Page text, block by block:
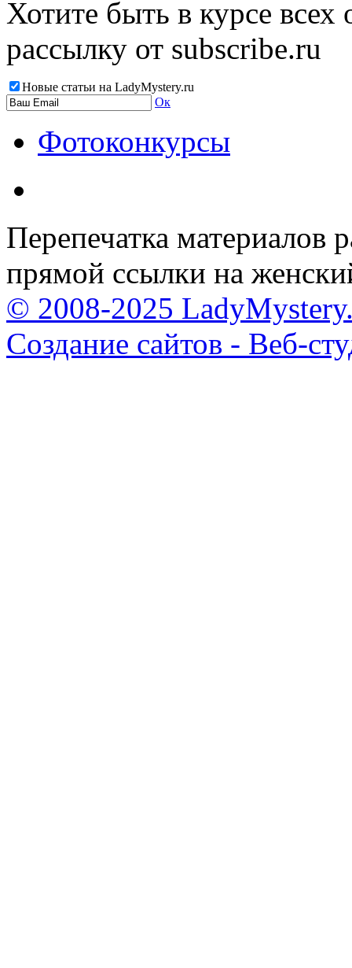
Хотите быть в курсе
рассылку от subscribe.ru
Новые статьи на LadyMystery.ru
Ок
Фотоконкурсы
Перепечатка материалов
прямой ссылки на
© 2008-2025
Создание сайтов - Веб-